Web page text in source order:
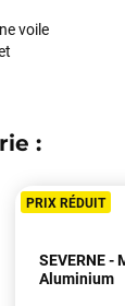
voile
:
PRIX RÉDUIT
SEVERNE -
Aluminium
d'occasion
est arrivée en